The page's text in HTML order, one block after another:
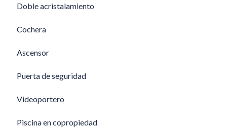
Doble acristalamiento
Cochera
Ascensor
Puerta de seguridad
Videoportero
Piscina en copropiedad